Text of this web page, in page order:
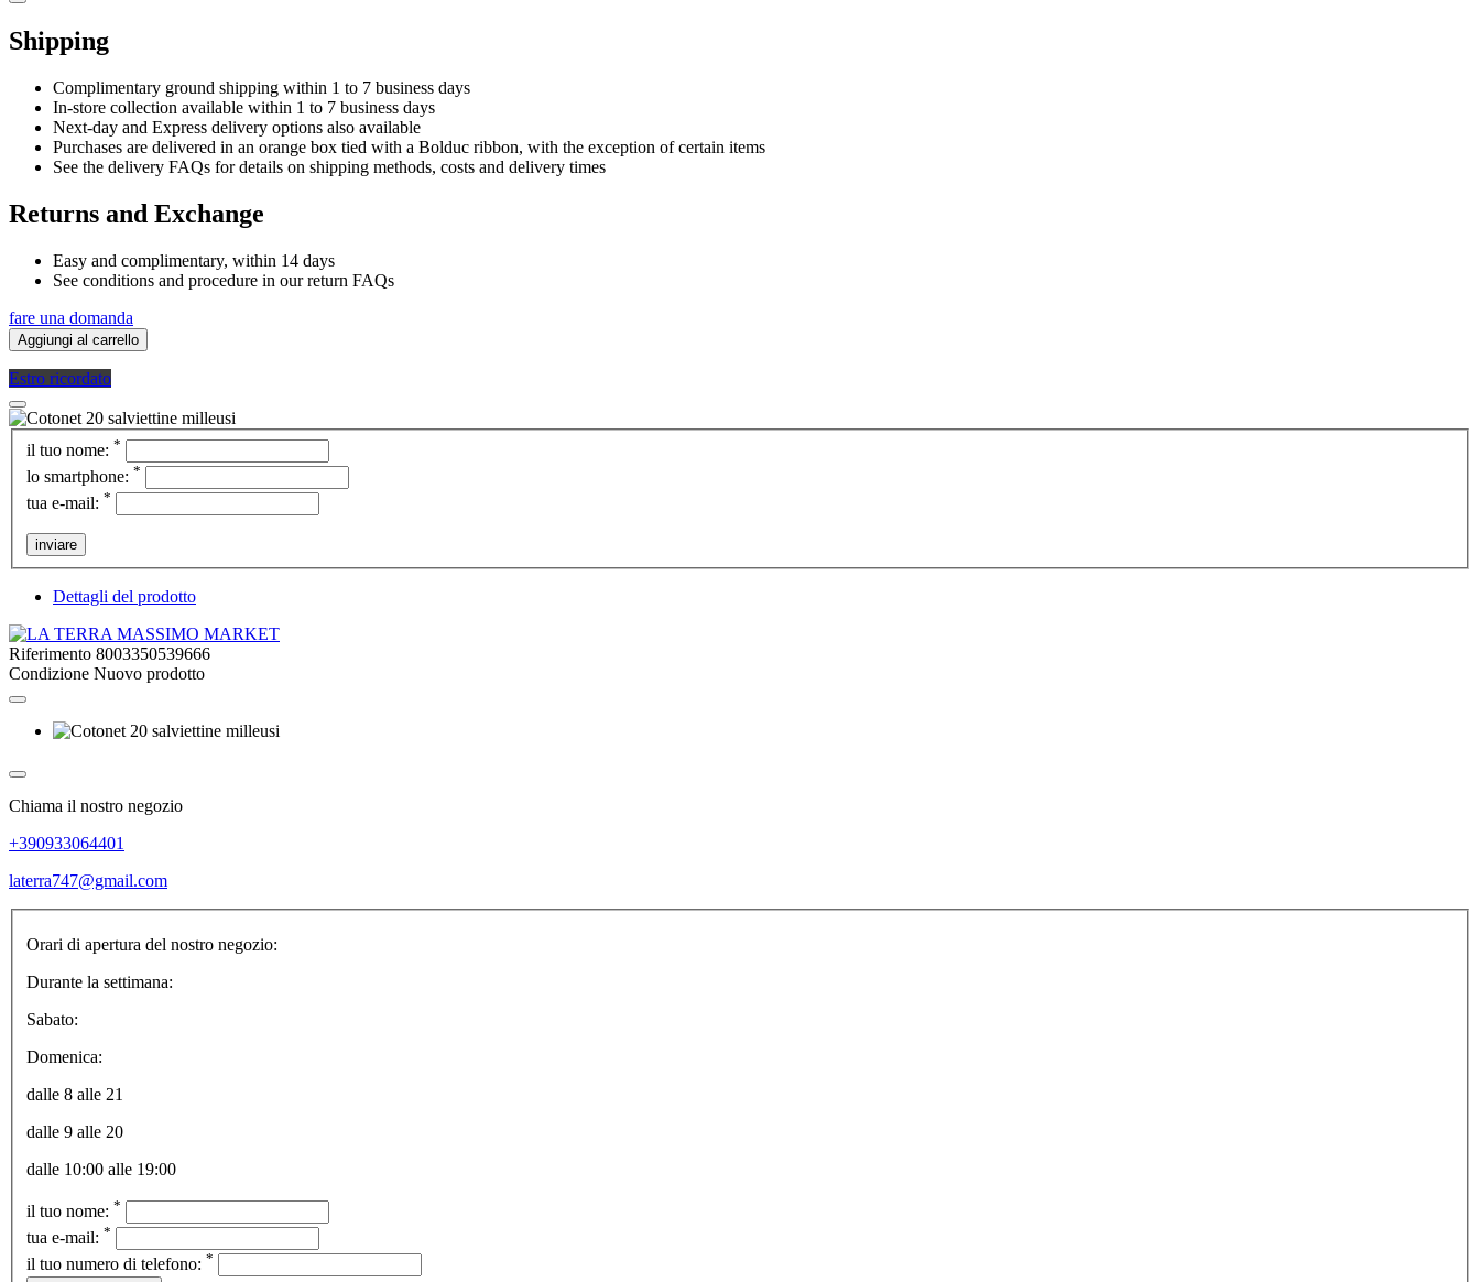
Shipping
Complimentary ground shipping within 1 to 7 business days
In-store collection available within 1 to 7 business days
Next-day and Express delivery options also available
Purchases are delivered in an orange box tied with a Bolduc ribbon, with the exception of certain items
See the delivery FAQs for details on shipping methods, costs and delivery times
Returns and Exchange
Easy and complimentary, within 14 days
See conditions and procedure in our return FAQs
fare una domanda
Aggiungi al carrello
Estro ricordato
il tuo nome: *
lo smartphone: *
tua e-mail: *
inviare
Dettagli del prodotto
Riferimento 8003350539666
Condizione Nuovo prodotto
Chiama il nostro negozio
+390933064401
laterra747@gmail.com
Orari di apertura del nostro negozio:
Durante la settimana:
Sabato:
Domenica:
dalle 8 alle 21
dalle 9 alle 20
dalle 10:00 alle 19:00
il tuo nome: *
tua e-mail: *
il tuo numero di telefono: *